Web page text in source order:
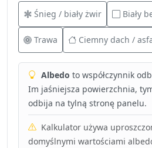
Śnieg / biały żwir Biały
Trawa Ciemny dach /
Albedo to współczynnik
Im jaśniejsza powierzchnia,
odbija na tylną stronę panelu.
Kalkulator używa
domyślnymi wartościami